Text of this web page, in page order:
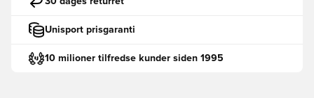
Unisport prisgaranti
10 milioner tilfredse kunder siden 1995